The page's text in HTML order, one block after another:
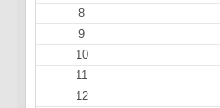
8
9
10
11
12